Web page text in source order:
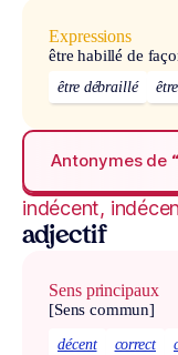
Expressions
être habillé de
être débraillé
Antonymes de
indécent,
adjectif
Sens principaux
[Sens commun]
décent correct